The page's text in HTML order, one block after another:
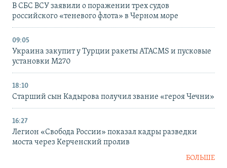
В СБС ВСУ заявили о поражении трех судов
российского «теневого флота» в Черном море
09:05
Украина закупит у Турции ракеты ATACMS и пусковые
установки M270
18:10
Старший сын Кадырова получил звание «героя Чечни»
16:27
Легион «Свобода России» показал кадры разведки
моста через Керченский пролив
БОЛЬШЕ